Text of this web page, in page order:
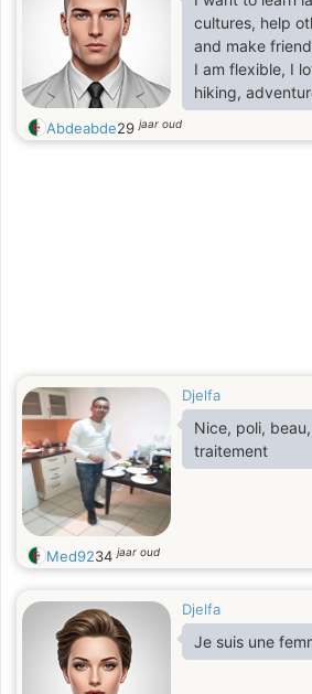
la lecture, et
culture et leur
cultures, help
and make
I am flexible, I
hiking,
camping I am
household and
Abdeabde29jaar oud
Djelfa
Nice, poli,
traitement
Med9234jaar oud
Djelfa
Je suis une